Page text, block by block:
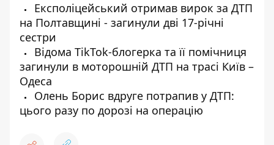
Експоліцейський отримав вирок за ДТП
на Полтавщині - загинули дві 17-річні
сестри
Відома TikTok-блогерка та її помічниця
загинули в моторошній ДТП на трасі Київ –
Одеса
Олень Борис вдруге потрапив у ДТП:
цього разу по дорозі на операцію